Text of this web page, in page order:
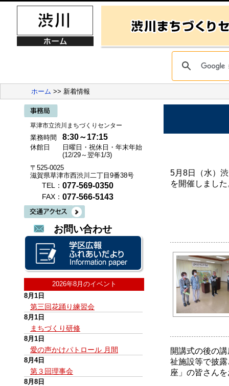
ホーム >> 新着情報
草津市立渋川まちづくりセンター
業務時間 8:30～17:15
休館日
日曜日・祝休日・年末年始
(12/29～翌年1/3)
〒525-0025
滋賀県草津市西渋川二丁目9番38号
TEL： 077-569-0350
FAX： 077-566-5143
お問い合わせ
2026年8月のイベント
8月1日
第三回花踊り練習会
8月1日
まちづくり研修
8月1日
愛の声かけパトロール 月間
8月4日
第３回理事会
8月8日
5月8日（水）
を開催しまし
開講式の後の
祉施設等で披
座」の皆さん